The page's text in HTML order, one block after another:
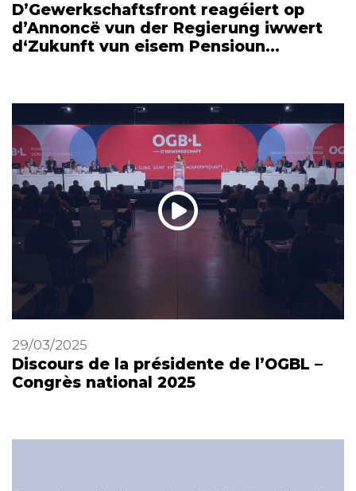
D’Gewerkschaftsfront reagéiert op
d’Annoncë vun der Regierung iwwert
d‘Zukunft vun eisem Pensioun…
29/03/2025
Discours de la présidente de l’OGBL –
Congrès national 2025